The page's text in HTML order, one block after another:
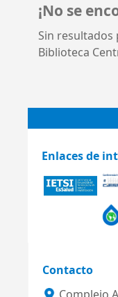
¡No se
Sin resultados
Biblioteca
Enlaces de
Contacto